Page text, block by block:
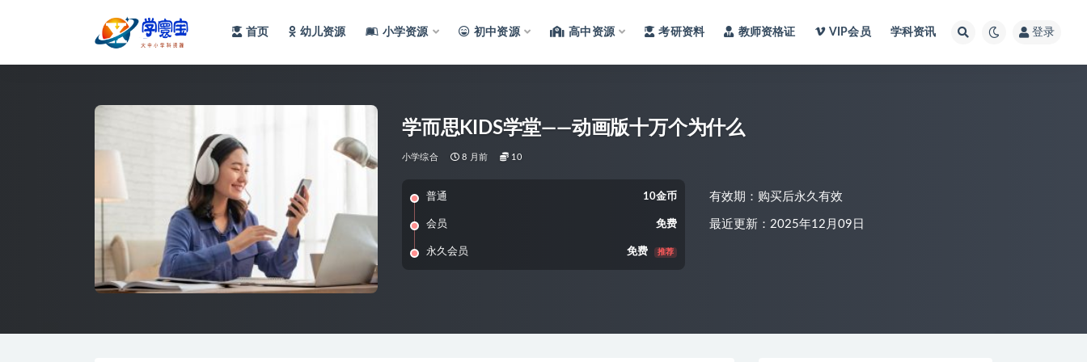
首页 幼儿资源 小学资源 初中资源 高中资源 考研资料 教师资格证 VIP会员 学科资讯 登录
学而思KIDS学堂——动画版十万个为什么
小学综合 8 月前 10
普通 10金币
会员 免费
永久会员 免费 推荐
有效期：购买后永久有效
最近更新：2025年12月09日